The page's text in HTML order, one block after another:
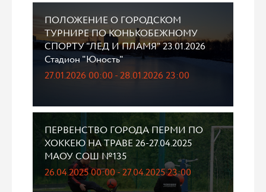
ПОЛОЖЕНИЕ О ГОРОДСКОМ
ТУРНИРЕ ПО КОНЬКОБЕЖНОМУ
СПОРТУ "ЛЕД И ПЛАМЯ" 23.01.2026
Стадион "Юность"
27.01.2026 00:00 - 28.01.2026 23:00
ПЕРВЕНСТВО ГОРОДА ПЕРМИ ПО
ХОККЕЮ НА ТРАВЕ 26-27.04.2025
МАОУ СОШ №135
26.04.2025 00:00 - 27.04.2025 23:00